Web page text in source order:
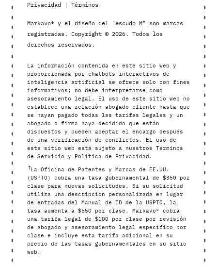
Privacidad | Términos
Markavo® y el diseño del "escudo M" son marcas
registradas. Copyright © 2026. Todos los
derechos reservados.
La información contenida en este sitio web y
proporcionada por chatbots interactivos de
inteligencia artificial se ofrece solo con fines
informativos; no debe interpretarse como
asesoramiento legal. El uso de este sitio web no
establece una relación abogado-cliente hasta que
se hayan pagado todas las tarifas legales y un
abogado o firma haya decidido que están
dispuestos y pueden aceptar el encargo después
de una verificación de conflictos. El uso de
este sitio web está sujeto a nuestros Términos
de Servicio y Política de Privacidad.
†La Oficina de Patentes y Marcas de EE.UU.
(USPTO) cobra una tasa gubernamental de $350 por
clase para nuevas solicitudes. Si su solicitud
utiliza una descripción personalizada en lugar
de entradas del Manual de ID de la USPTO, la
tasa aumenta a $550 por clase. Markavo® cobra
una tarifa legal de $100 por clase por revisión
de abogado y asesoramiento legal específico por
clase e incluye esta tarifa adicional en su
precio de las tasas gubernamentales en su sitio
web.